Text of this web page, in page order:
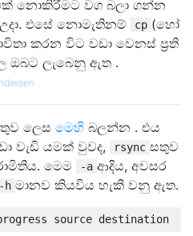
නොකිරීමට වග බලා ගන්න
එසේ නොමැතිනම් cp (හෝ
කරන විට වඩා වෙනස් ප්‍රති
ඔබට ලැබෙනු ඇත .
ලෙස මෙහි බලන්න . එය
වැඩි යමක් වුවද,
rsync සතුව
මෙම -a ආදිය, අවසර
-h මානව කියවිය හැකි වනු ඇත.